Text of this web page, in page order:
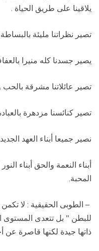
يلاقينا على طريق الحياة .
تصير نظراتنا مليئة
يصير جسدنا كله منيرا
تصير عائلاتنا مشرقة
تصير كنائسنا مزدهرة
نصير جميعا أبناء العهد
أبناء النعمة والحق أبناء
المحبة.
– الطوبى الحقيقية : لا
للبطن " بل تتعدى المستوى
ذاتها جيدة لكنها قاصرة عن